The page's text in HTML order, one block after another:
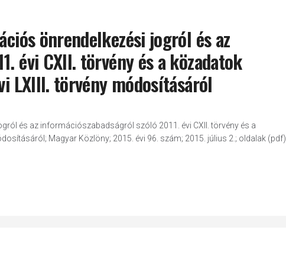
önrendelkezési jogról és az
évi CXII. törvény és a közadatok
LXIII. törvény módosításáról
és az információszabadságról szóló 2011. évi CXII. törvény és a
Magyar Közlöny; 2015. évi 96. szám; 2015. július 2.; oldalak (pdf)